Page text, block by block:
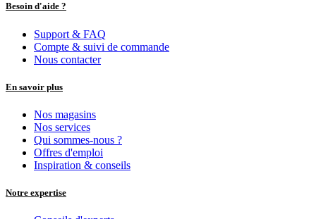
Besoin d'aide ?
Support & FAQ
Compte & suivi de commande
Nous contacter
En savoir plus
Nos magasins
Nos services
Qui sommes-nous ?
Offres d'emploi
Inspiration & conseils
Notre expertise